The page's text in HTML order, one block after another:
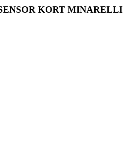
KORT MINARELLI